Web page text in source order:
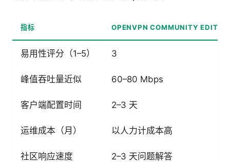
指标 OPENVPN COMMUNITY
易用性评分（1–5） 3
峰值吞吐量近似 60–80 Mbps
客户端配置时间 2–3 天
运维成本（月） 以人力计成本高
社区响应速度 2–3 天问题解答